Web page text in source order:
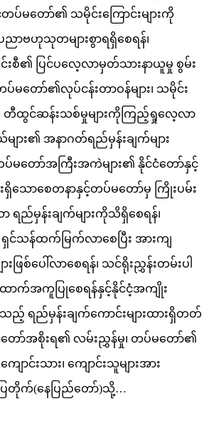
ပ်မတော်၏ သမိုင်းကြောင်းများကို
ဗဟုသုတများစွာရရှိစေရန်၊
င်းစီ၏ ပြင်ပလေ့လာမှတ်သားနာယူမှု စွမ်း
တော်၏လုပ်ငန်းတာဝန်များ၊ သမိုင်း
၊ တီထွင်ဆန်းသစ်မှုများကိုကြည့်ရှုလေ့လာ
များ၏ အနာဂတ်ရည်မှန်းချက်များ
မတော်အကြီးအကဲများ၏ နိုင်ငံတော်နှင့်
သောစေတနာနှင့်တပ်မတော်မှ ကြိုးပမ်း
ည်မှန်းချက်များကိုသိရှိစေရန်၊
ရှင်သန်ထက်မြက်လာစေပြီး အားကျ
စ်ပေါ်လာစေရန်၊ သင်ရိုးညွှန်းတမ်းပါ
ောက်အကူပြုစေရန်နှင့်နိုင်ငံ့အကျိုး
ရည်မှန်းချက်ကောင်းများထားရှိတတ်
ော်အစိုးရ၏ လမ်းညွှန်မှု၊ တပ်မတော်၏
ာင်းသား၊ ကျောင်းသူများအား
ြတိုက်(နေပြည်တော်)သို့…